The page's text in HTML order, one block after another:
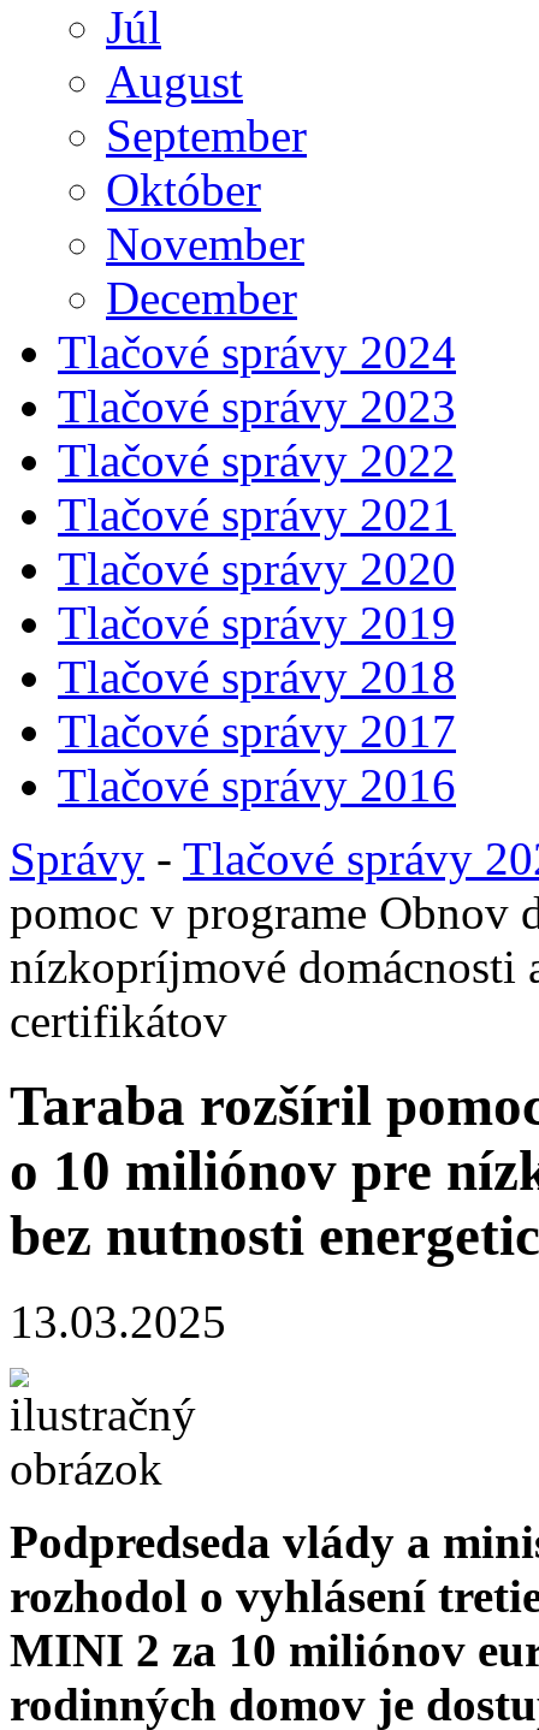
Júl
August
September
Október
November
December
Tlačové správy 2024
Tlačové správy 2023
Tlačové správy 2022
Tlačové správy 2021
Tlačové správy 2020
Tlačové správy 2019
Tlačové správy 2018
Tlačové správy 2017
Tlačové správy 2016
Správy - Tlačové správy
pomoc v programe Obnov
nízkopríjmové domácnosti
certifikátov
Taraba rozšíril
o 10 miliónov pre
bez nutnosti
13.03.2025
Podpredseda vlády a
rozhodol o vyhlásení
MINI 2 za 10 miliónov
rodinných domov je